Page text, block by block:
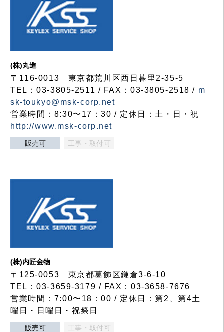
(株)丸進
〒116-0013 東京都荒川区西日暮里2-35-5
TEL：03-3805-2511 / FAX：03-3805-2518 / m
sk-toukyo@msk-corp.net
営業時間：8:30〜17：30 / 定休日：土・日・祝
http://www.msk-corp.net
販売可 工事・取付可
(株)内匠金物
〒125-0053 東京都葛飾区鎌倉3-6-10
TEL：03-3659-3179 / FAX：03-3658-7676
営業時間：7:00〜18：00 / 定休日：第2、第4土
曜日・日曜日・祝祭日
販売可 工事・取付可